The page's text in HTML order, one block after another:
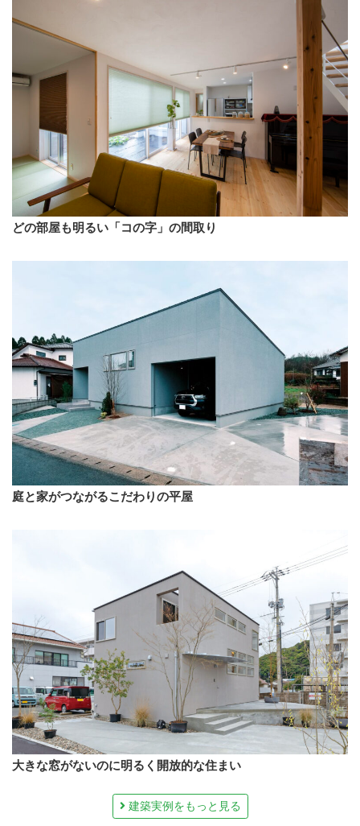
どの部屋も明るい「コの字」の間取り
庭と家がつながるこだわりの平屋
大きな窓がないのに明るく開放的な住まい
建築実例をもっと見る